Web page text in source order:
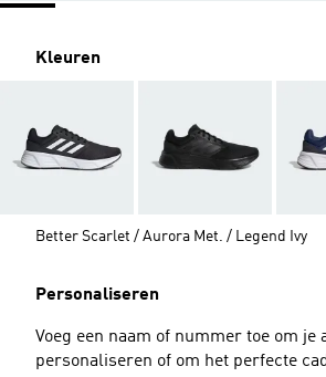
Kleuren
Better Scarlet / Aurora Met. / Legend Ivy
Personaliseren
Voeg een naam of nummer toe om je
personaliseren of om het perfecte